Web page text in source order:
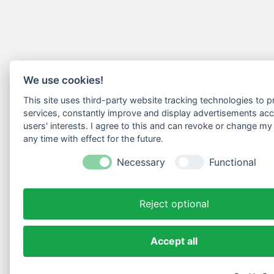
We use cookies!
This site uses third-party website tracking technologies to
services, constantly improve and display advertisements
users' interests. I agree to this and can revoke or change
any time with effect for the future.
Necessary Functional
Reject optional
Accept all